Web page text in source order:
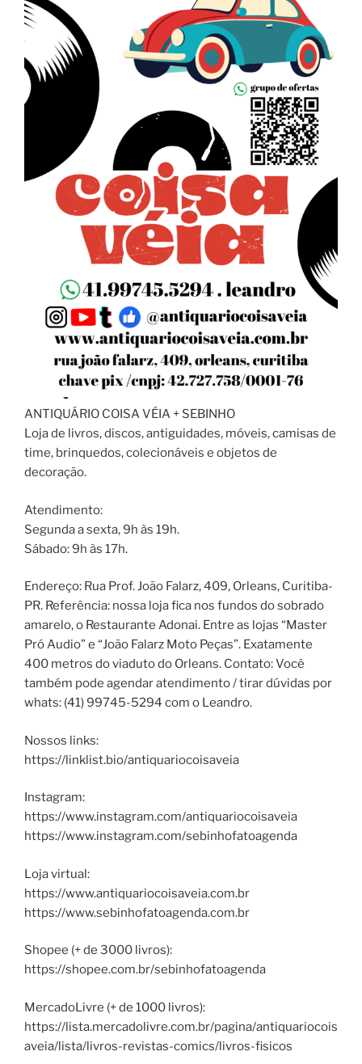
ANTIQUÁRIO COISA VÉIA + SEBINHO
Loja de livros, discos, antiguidades, móveis, camisas de
time, brinquedos, colecionáveis e objetos de
decoração.
Atendimento:
Segunda a sexta, 9h às 19h.
Sábado: 9h às 17h.
Endereço: Rua Prof. João Falarz, 409, Orleans, Curitiba-
PR. Referência: nossa loja fica nos fundos do sobrado
amarelo, o Restaurante Adonai. Entre as lojas “Master
Pró Audio” e “João Falarz Moto Peças”. Exatamente
400 metros do viaduto do Orleans. Contato: Você
também pode agendar atendimento / tirar dúvidas por
whats: (41) 99745-5294 com o Leandro.
Nossos links:
https://linklist.bio/antiquariocoisaveia
Instagram:
https://www.instagram.com/antiquariocoisaveia
https://www.instagram.com/sebinhofatoagenda
Loja virtual:
https://www.antiquariocoisaveia.com.br
https://www.sebinhofatoagenda.com.br
Shopee (+ de 3000 livros):
https://shopee.com.br/sebinhofatoagenda
MercadoLivre (+ de 1000 livros):
https://lista.mercadolivre.com.br/pagina/antiquariocois
aveia/lista/livros-revistas-comics/livros-fisicos